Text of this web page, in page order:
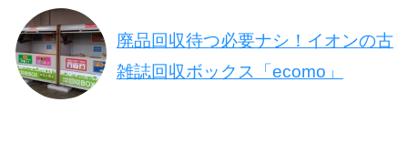
廃品回収待つ必要ナシ！イオンの古
雑誌回収ボックス「ecomo」